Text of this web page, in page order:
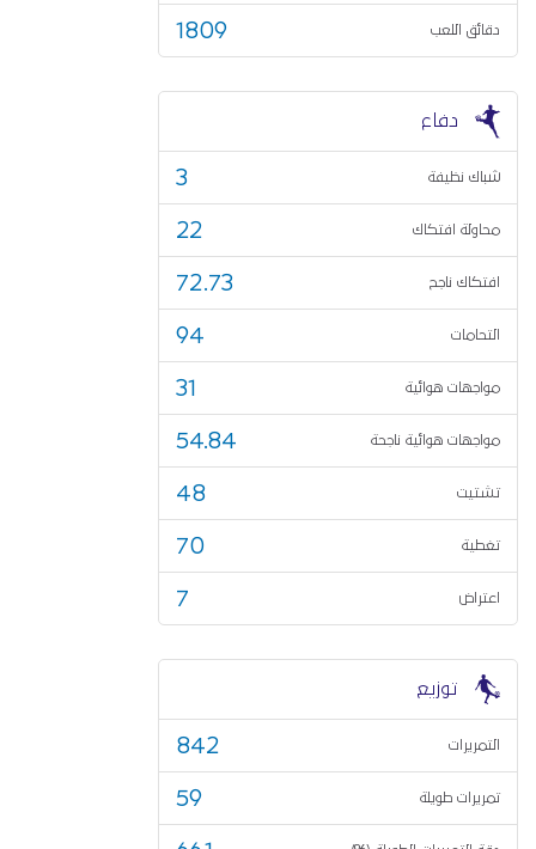
دقائق اللعب 1809
دفاع
شباك نظيفة 3
محاولة افتكاك 22
افتكاك ناجح 72.73
التحامات 94
مواجهات هوائية 31
مواجهات هوائية ناجحة 54.84
تشتيت 48
تغطية 70
اعتراض 7
توزيع
التمريرات 842
تمريرات طويلة 59